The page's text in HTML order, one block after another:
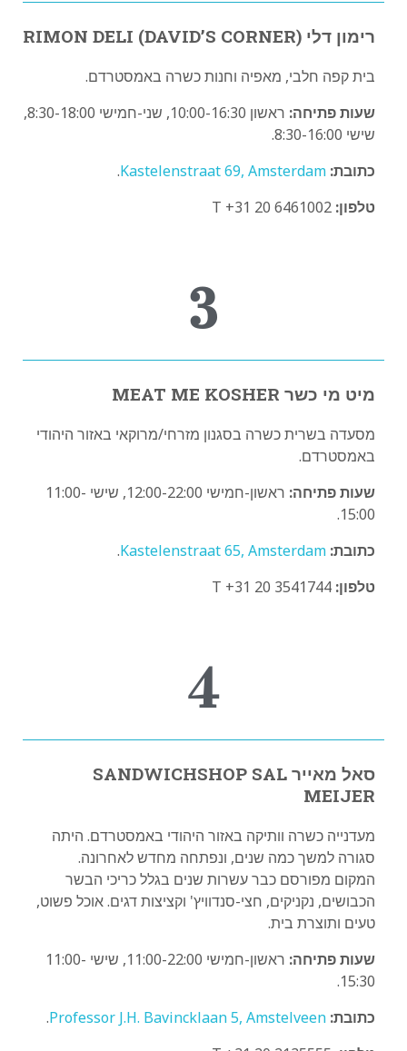
רימון דלי RIMON DELI (DAVID’S CORNER)
בית קפה חלבי, מאפיה וחנות כשרה באמסטרדם.
שעות פתיחה:
ראשון 10:00-16:30, שני-חמישי 8:30-18:00,
שישי 8:30-16:00.
כתובת: Kastelenstraat 69, Amsterdam
.
טלפון:
3
מיט מי כשר MEAT ME KOSHER
מסעדה בשרית כשרה בסגנון מזרחי/מרוקאי באזור היהודי
באמסטרדם.
שעות פתיחה:
ראשון-חמישי 12:00-22:00, שישי 11:00-
15:00.
כתובת: Kastelenstraat 65, Amsterdam
.
טלפון:
4
סאל מאייר SANDWICHSHOP SAL
MEIJER
מעדנייה כשרה וותיקה באזור היהודי באמסטרדם. היתה
סגורה למשך כמה שנים, ונפתחה מחדש לאחרונה.
המקום מפורסם כבר עשרות שנים בגלל כריכי הבשר
הכבושים, נקניקים, חצי-סנדוויץ' וקציצות דגים. אוכל פשוט,
טעים ותוצרת בית.
שעות פתיחה:
ראשון-חמישי 11:00-22:00, שישי 11:00-
15:30.
כתובת: Professor J.H. Bavincklaan 5, Amstelveen
.